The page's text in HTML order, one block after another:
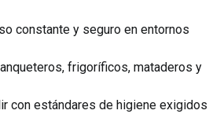
constante y seguro en entornos
frigoríficos, mataderos y
con estándares de higiene exigidos